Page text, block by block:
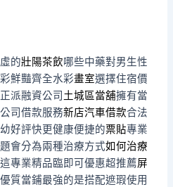
的壯陽茶飲哪些中藥對男生性
鮮豔齊全水彩畫室選擇住宿價
派融資公司 土城區當舖擁有當
司借款服務新店汽車借款合法
好評快更健康便捷的票貼專業
會分為兩種治療方式如何治療
專業精品臨即可優惠超推薦屏
質當鋪最強的是搭配遮瑕使用